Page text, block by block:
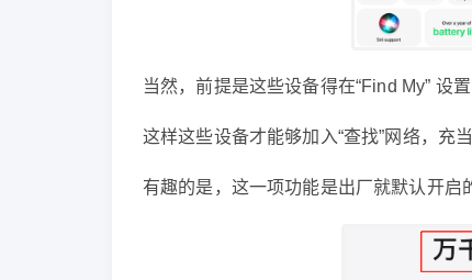
当然，前提是这些设备得在“Find My” 设置
这样这些设备才能够加入“查找”网络，充
有趣的是，这一项功能是出厂就默认开启